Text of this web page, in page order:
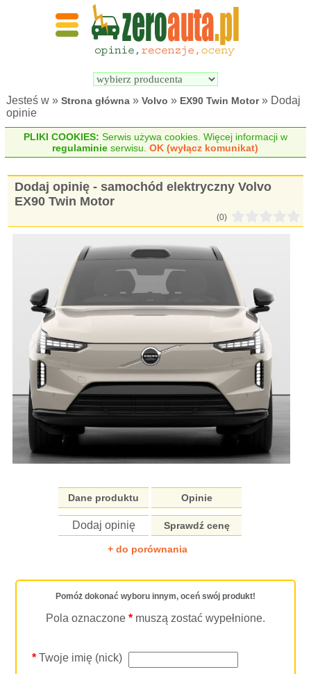
Wyszukiwarka
elektrycznych
Jesteś w »Strona główna »Volvo » EX90 Twin Motor» Dodaj
opinie
PLIKI COOKIES: Serwis używa cookies. Więcej informacji w
regulaminie serwisu.OK (wyłącz komunikat)
Dodaj opinię - samochód elektryczny Volvo
EX90 Twin Motor
(0)
Dane produktu Opinie
Dodaj opinię Sprawdź cenę
+ do porównania
Pomóż dokonać wyboru innym, oceń swój produkt!
Pola oznaczone * muszą zostać wypełnione.
*Twoje imię (nick)